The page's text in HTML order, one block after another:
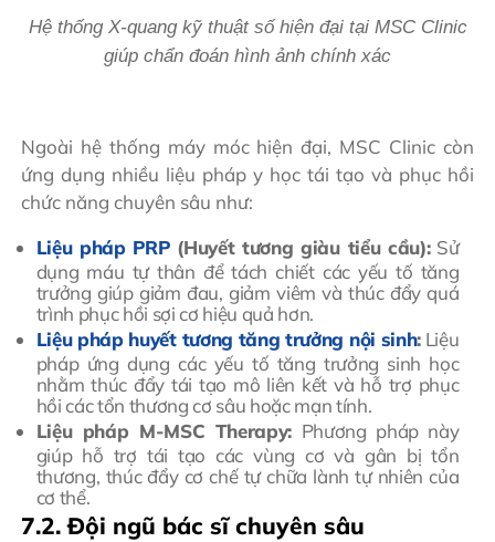
Hệ thống X-quang kỹ thuật số hiện đại tại MSC Clinic
giúp chẩn đoán hình ảnh chính xác
Ngoài hệ thống máy móc hiện đại, MSC Clinic còn
ứng dụng nhiều liệu pháp y học tái tạo và phục hồi
chức năng chuyên sâu như:
Liệu pháp PRP(Huyết tương giàu tiểu cầu):Sử
dụng máu tự thân để tách chiết các yếu tố tăng
trưởng giúp giảm đau, giảm viêm và thúc đẩy quá
trình phục hồi sợi cơ hiệu quả hơn.
Liệu pháp huyết tương tăng trưởng nội sinh: Liệu
pháp ứng dụng các yếu tố tăng trưởng sinh học
nhằm thúc đẩy tái tạo mô liên kết và hỗ trợ phục
hồi các tổn thương cơ sâu hoặc mạn tính.
Liệu pháp M-MSC Therapy: Phương pháp này
giúp hỗ trợ tái tạo các vùng cơ và gân bị tổn
thương, thúc đẩy cơ chế tự chữa lành tự nhiên của
cơ thể.
7.2. Đội ngũ bác sĩ chuyên sâu